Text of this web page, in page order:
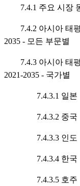
7.4.1 주요 시장
7.4.2 아시아 태평
2035 - 모든 부문별
7.4.3 아시아 태평
2021-2035 - 국가별
7.4.3.1 일본
7.4.3.2 중국
7.4.3.3 인도
7.4.3.4 한국
7.4.3.5 호주